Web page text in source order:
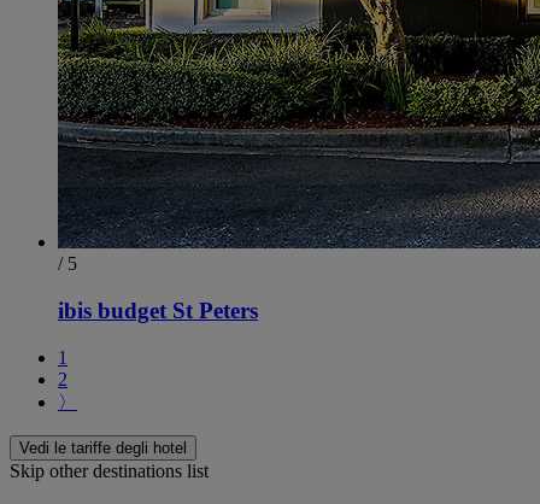
/ 5
ibis budget St Peters
1
2
〉
Vedi le tariffe degli hotel
Skip other destinations list